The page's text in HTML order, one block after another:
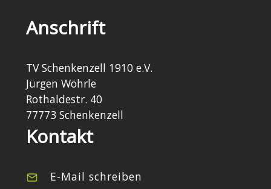
Anschrift
TV Schenkenzell 1910 e.V.
Jürgen Wöhrle
Rothaldestr. 40
77773 Schenkenzell
Kontakt
E-Mail schreiben